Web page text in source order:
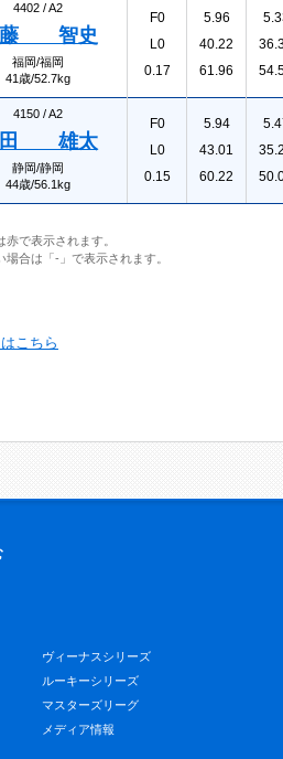
4402 /A2
藤 智史
福岡/福岡
41歳/52.7kg
F0
L0
0.17
5.96
40.22
61.96
4150 /A2
田 雄太
静岡/静岡
44歳/56.1kg
F0
L0
0.15
5.94
43.01
60.22
で表示されます。
合は「-」で表示されます。
こちら
ヴィーナスシリーズ
ルーキーシリーズ
マスターズリーグ
メディア情報